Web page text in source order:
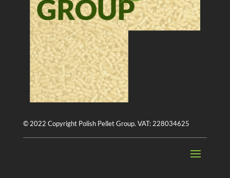
© 2022 Copyright Polish Pellet Group. VAT: 228034625